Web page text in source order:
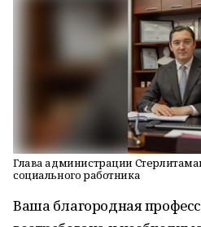
Глава администрации
социального работника
Ваша благородная